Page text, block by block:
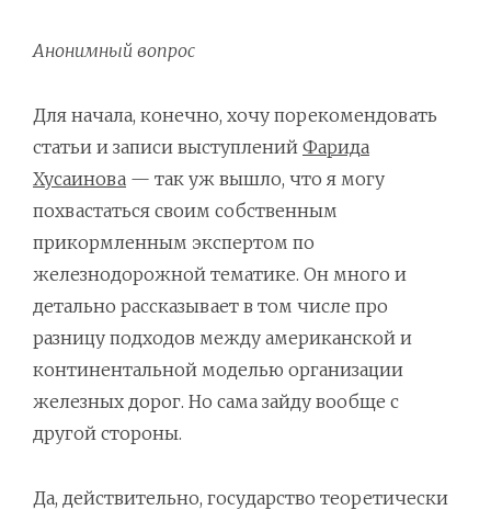
Анонимный вопрос
Для начала, конечно, хочу порекомендовать
статьи и записи выступлений Фарида
Хусаинова — так уж вышло, что я могу
похвастаться своим собственным
прикормленным экспертом по
железнодорожной тематике. Он много и
детально рассказывает в том числе про
разницу подходов между американской и
континентальной моделью организации
железных дорог. Но сама зайду вообще с
другой стороны.
Да, действительно, государство теоретически